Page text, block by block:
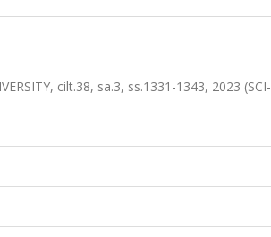
cilt.38, sa.3, ss.1331-1343, 2023 (SCI-